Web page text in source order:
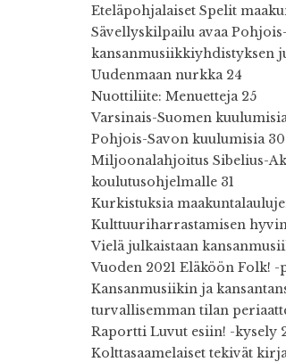
Eteläpohjalaiset Spelit
Sävellyskilpailu avaa
kansanmusiikkiyhdistyksen
Uudenmaan nurkka 24
Nuottiliite: Menuetteja 25
Varsinais-Suomen
Pohjois-Savon kuulumisia 30
Miljoonalahjoitus Sibelius-​
koulutusohjelmalle 31
Kurkistuksia
Kulttuuriharrastamisen
Vielä julkaistaan
Vuoden 2021 Eläköön Folk!
Kansanmusiikin ja
turvallisemman tilan
Raportti Luvut esiin! -kysely
Kolttasaamelaiset tekivät